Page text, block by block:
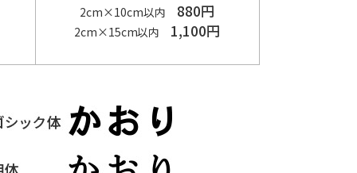
2cm×10cm以内 880円
2cm×15cm以内 1,100円